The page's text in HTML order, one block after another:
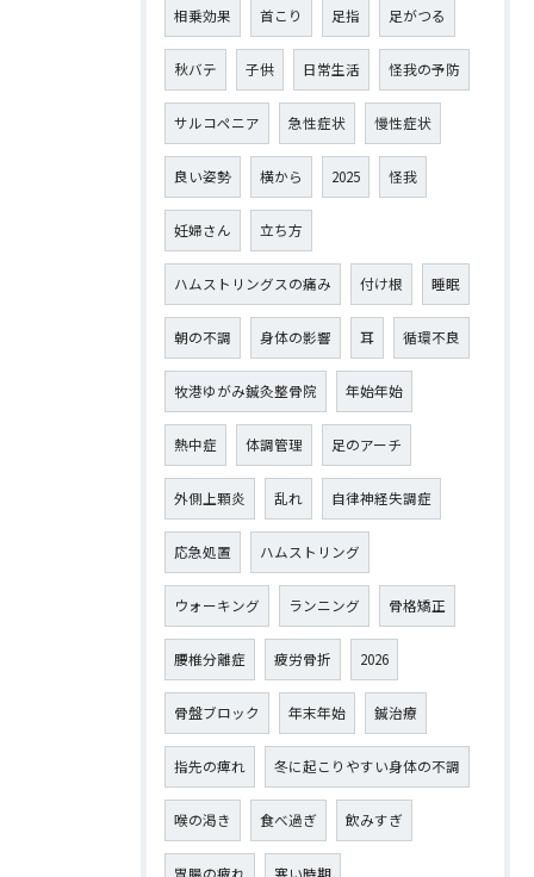
相乗効果 首こり 足指 足がつる
秋バテ 子供 日常生活 怪我の予防
サルコペニア 急性症状 慢性症状
良い姿勢 横から 2025 怪我
妊婦さん 立ち方
ハムストリングスの痛み 付け根 睡眠
朝の不調 身体の影響 耳 循環不良
牧港ゆがみ鍼灸整骨院 年始年始
熱中症 体調管理 足のアーチ
外側上顆炎 乱れ 自律神経失調症
応急処置 ハムストリング
ウォーキング ランニング 骨格矯正
腰椎分離症 疲労骨折 2026
骨盤ブロック 年末年始 鍼治療
指先の痺れ 冬に起こりやすい身体の不調
喉の渇き 食べ過ぎ 飲みすぎ
胃腸の疲れ 寒い時期